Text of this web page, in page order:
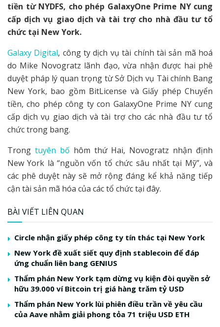
tiền từ NYDFS, cho phép GalaxyOne Prime NY cung
cấp dịch vụ giao dịch và tài trợ cho nhà đầu tư tổ
chức tại New York.
Galaxy Digital, công ty dịch vụ tài chính tài sản mã hoá
do Mike Novogratz lãnh đạo, vừa nhận được hai phê
duyệt pháp lý quan trọng từ Sở Dịch vụ Tài chính Bang
New York, bao gồm BitLicense và Giấy phép Chuyển
tiền, cho phép công ty con GalaxyOne Prime NY cung
cấp dịch vụ giao dịch và tài trợ cho các nhà đầu tư tổ
chức trong bang.
Trong tuyên bố hôm thứ Hai, Novogratz nhận định
New York là “nguồn vốn tổ chức sâu nhất tại Mỹ”, và
các phê duyệt này sẽ mở rộng đáng kể khả năng tiếp
cận tài sản mã hóa của các tổ chức tại đây.
BÀI VIẾT LIÊN QUAN
Circle nhận giấy phép công ty tín thác tại New York
New York đề xuất siết quy định stablecoin để đáp
ứng chuẩn liên bang GENIUS
Thẩm phán New York tạm dừng vụ kiện đòi quyền sở
hữu 39.000 ví Bitcoin trị giá hàng trăm tỷ USD
Thẩm phán New York lùi phiên điều trần về yêu cầu
của Aave nhằm giải phong tỏa 71 triệu USD ETH